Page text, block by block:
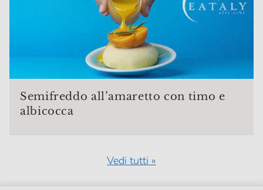
Semifreddo all’amaretto con timo e
albicocca
Vedi tutti »